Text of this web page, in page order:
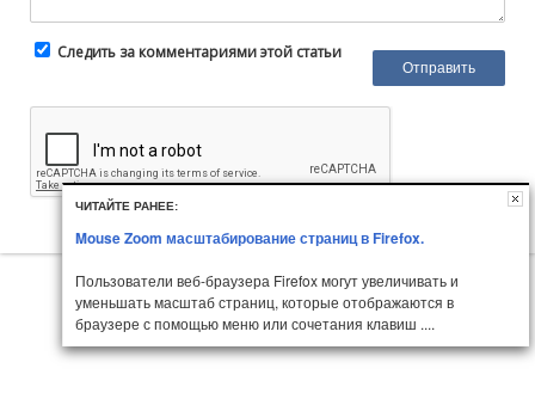
Следить за комментариями этой статьи
ЧИТАЙТЕ РАНЕЕ:
Mouse Zoom масштабирование страниц в Firefox.
Пользователи веб-браузера Firefox могут увеличивать и
уменьшать масштаб страниц, которые отображаются в
браузере с помощью меню или сочетания клавиш ....